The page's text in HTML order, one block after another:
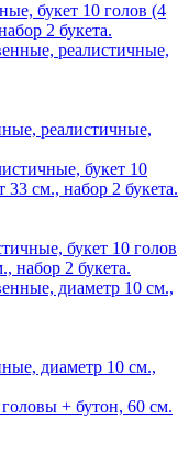
букет 10 голов (4
2 букета.
реалистичные,
букет 10 голов
набор 2 букета.
диаметр 10 см.,